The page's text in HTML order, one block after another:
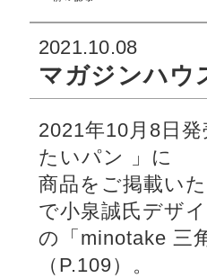
2021.10.08
マガジンハウ
2021年10月8日
たいパン 」に
商品をご掲載い
で小泉誠氏デザ
の「minotake 三
（P.109）。